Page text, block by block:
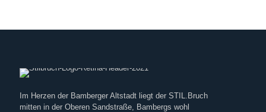
Im Herzen der Bamberger Altstadt liegt der STIL.Bruch
mitten in der Oberen Sandstraße, Bambergs wohl